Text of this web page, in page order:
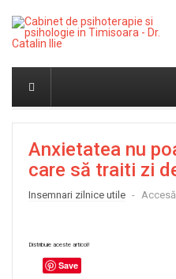
Anxietatea nu
care să traiti zi
Insemnari zilnice utile
Distribuie aceste articol!
Save